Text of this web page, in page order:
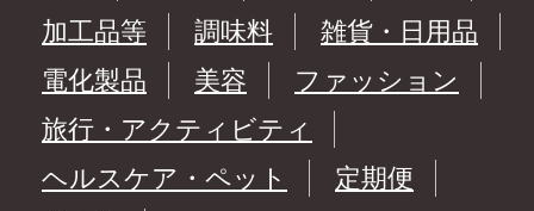
加工品等
調味料
雑貨・日用品
電化製品
美容
ファッション
旅行・アクティビティ
ヘルスケア・ペット
定期便